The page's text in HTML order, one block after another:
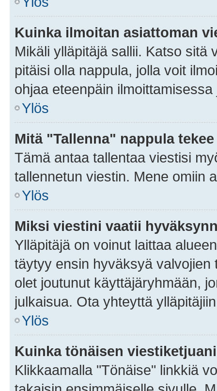
Kuinka ilmoitan asiattoman
Mikäli ylläpitäjä sallii. Katso sitä
pitäisi olla nappula, jolla voit
ohjaa eteenpäin
Ylös
Mitä "Tallenna" nappula
Tämä antaa tallentaa viestisi
tallennetun viestin. Mene omiin
Ylös
Miksi viestini vaatii
Ylläpitäjä on voinut laittaa
täytyy ensin hyväksyä
olet joutunut käyttäjäryhmään,
julkaisua. Ota yhteyttä
Ylös
Kuinka tönäisen
Klikkaamalla "Tönäise" linkkiä